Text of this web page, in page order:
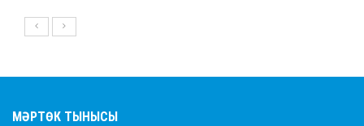
МӘРТӨК ТЫНЫСЫ